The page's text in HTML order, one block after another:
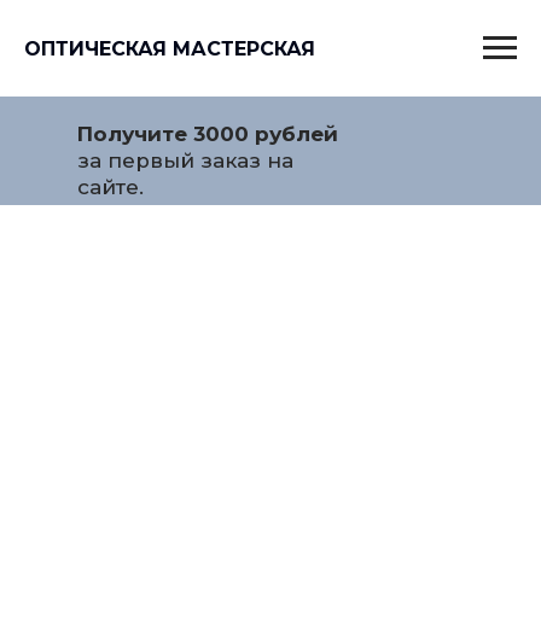
ОПТИЧЕСКАЯ МАСТЕРСКАЯ
Получите 3000 рублей
за первый заказ на
сайте.